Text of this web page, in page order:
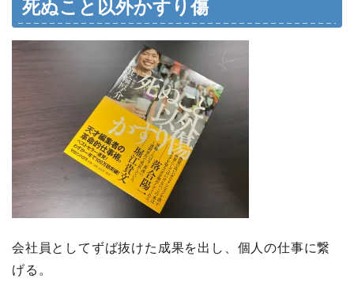
死ぬこと以外かすり傷
会社員としてずば抜けた成果を出し、個人の仕事に繋
げる。